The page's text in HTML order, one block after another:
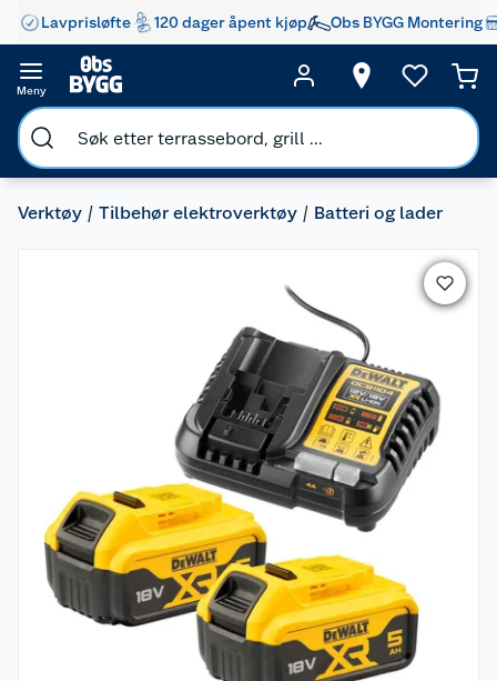
Lavprisløfte 120 dager åpent kjøp Obs BYGG Montering
Meny
Verktøy Tilbehør elektroverktøy Batteri og lader